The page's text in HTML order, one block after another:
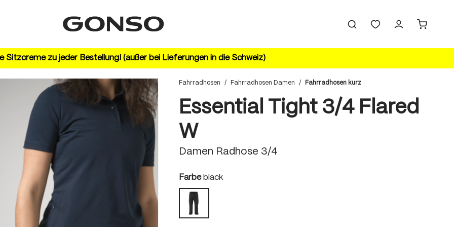
Sitzcreme zu jeder Bestellung! (außer bei Lieferungen in die Schweiz)
Fahrradhosen / Fahrradhosen Damen / Fahrradhosen kurz
Essential Tight 3/4 Flared
W
Damen Radhose 3/4
Farbeauswählen
black
black